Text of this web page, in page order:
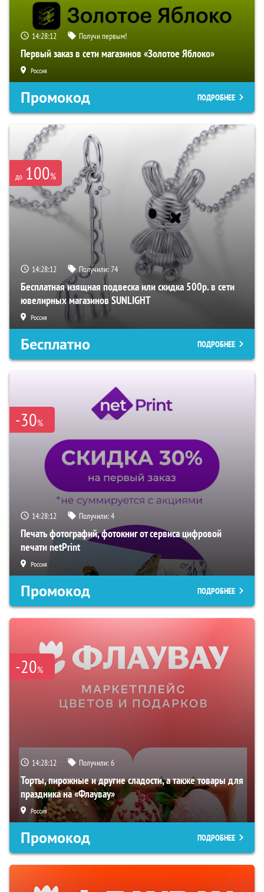
14:28:11 Получи первым!
Первый заказ в сети магазинов «Золотое Яблоко»
Россия
Промокод ПОДРОБНЕЕ
до 100%
14:28:11 Получили:74
Бесплатная изящная подвеска или скидка 500р. в сети
ювелирных магазинов SUNLIGHT
Россия
Бесплатно ПОДРОБНЕЕ
-30%
14:28:11 Получили:4
Печать фотографий, фотокниг от сервиса цифровой
печати netPrint
Россия
Промокод ПОДРОБНЕЕ
-20%
14:28:11 Получили:6
Торты, пирожные и другие сладости, а также товары для
праздника на «Флаувау»
Россия
Промокод ПОДРОБНЕЕ